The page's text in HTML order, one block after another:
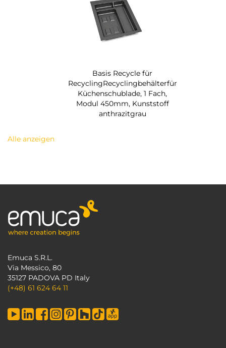
Basis Recycle für
RecyclingRecyclingbehälterfür
Küchenschublade, 1 Fach,
Modul 450mm, Kunststoff
anthrazitgrau
Alle anzeigen
Emuca S.R.L.
Via Messico, 80
35127 PADOVA PD Italy
(+48) 61 624 64 11